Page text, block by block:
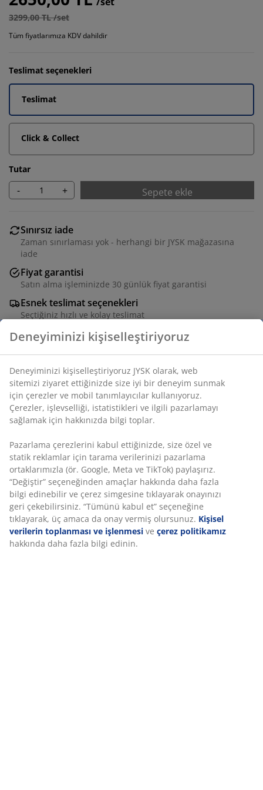
3299,00 TL /set
Tüm fiyatlarımıza KDV dahildir
Teslimat seçenekleri
Teslimat
Click & Collect
Tutar
- + Sepete ekle
Sınırsız iade
Zaman sınırlaması yok - herhangi bir JYSK mağazasına
iade
Fiyat garantisi
Satın alma işleminizde 30 günlük fiyat garantisi
Esnek teslimat seçenekleri
Seçtiğiniz hızlı ve kolay teslimat
Modern, yuvarlak hatlı tasarıma ve traverten rengi bir
yüzeye sahip ikili bahçe saksısı seti. Saksılar dona
dayanıklı lifli çimentodan yapılmıştır ve her birinde bir
drenaj deliği bulunur. Ø41/30 x Y30/23 cm
Montaj talimatları
Özellikler
Deneyiminizi kişiselleştiriyoruz
Deneyiminizi kişiselleştiriyoruz JYSK olarak, web
sitemizi ziyaret ettiğinizde size iyi bir deneyim sunmak
için çerezler ve mobil tanımlayıcılar kullanıyoruz.
Çerezler, işlevselliği, istatistikleri ve ilgili pazarlamayı
sağlamak için hakkınızda bilgi toplar.
Pazarlama çerezlerini kabul ettiğinizde, size özel ve
statik reklamlar için tarama verilerinizi pazarlama
ortaklarımızla (ör. Google, Meta ve TikTok) paylaşırız.
“Değiştir” seçeneğinden amaçlar hakkında daha fazla
bilgi edinebilir ve çerez simgesine tıklayarak onayınızı
geri çekebilirsiniz. “Tümünü kabul et” seçeneğine
tıklayarak, üç amaca da onay vermiş olursunuz. Kişisel
verilerin toplanması ve işlenmesi ve çerez politikamız
hakkında daha fazla bilgi edinin.